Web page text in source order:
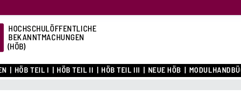
HOCHSCHULÖFFENTLICHE
BEKANNTMACHUNGEN
(HÖB)
HÖB TEIL I HÖB TEIL II HÖB TEIL III NEUE HÖB